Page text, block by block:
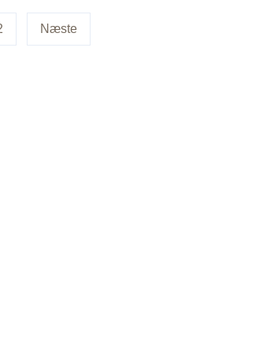
Næste